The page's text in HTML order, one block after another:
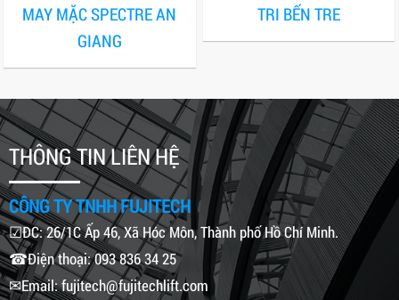
MAY MẶC SPECTRE AN
GIANG
TRI BẾN TRE
THÔNG TIN LIÊN HỆ
CÔNG TY TNHH FUJITECH
☑ĐC: 26/1C Ấp 46, Xã Hóc Môn, Thành phố Hồ Chí Minh.
☎Điện thoại: 093 836 34 25
✉Email: fujitech@fujitechlift.com